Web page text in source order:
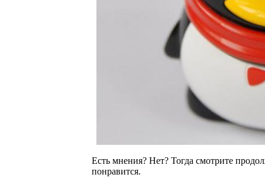
Есть мнения? Нет? Тогда смотрите
понравится.